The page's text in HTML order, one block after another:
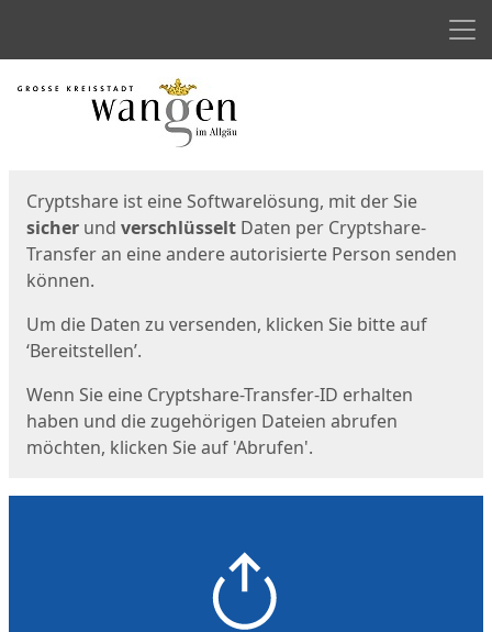
Start
Cryptshare ist eine Softwarelösung, mit der Sie
sicher und verschlüsselt Daten per Cryptshare-
Transfer an eine andere autorisierte Person senden
können.
Um die Daten zu versenden, klicken Sie bitte auf
‘Bereitstellen’.
Wenn Sie eine Cryptshare-Transfer-ID erhalten
haben und die zugehörigen Dateien abrufen
möchten, klicken Sie auf 'Abrufen'.